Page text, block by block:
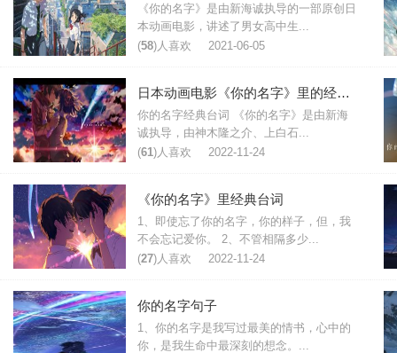
《你的名字》是由新海诚执导的一部原创日
本动画电影，讲述了男女高中生...
(58)人喜欢 2021-06-05
日本动画电影《你的名字》里的经典台词
你的名字经典台词 《你的名字》是由新海
诚执导，由神木隆之介、上白石...
(61)人喜欢 2022-11-24
《你的名字》里经典台词
1、即使忘了你的名字，你的样子，但，我
不会忘记爱你。 2、不管相隔多少...
(27)人喜欢 2022-11-24
你的名字句子
1、你的名字是我写过最美的情书，心中的
你，是我生命中最深刻的想念。...